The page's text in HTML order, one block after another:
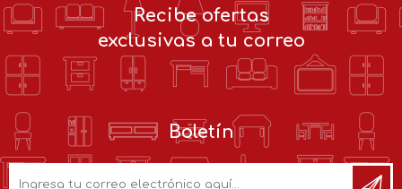
Recibe ofertas
exclusivas a tu correo
Boletín